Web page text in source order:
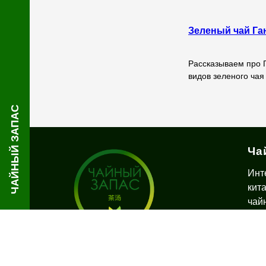
ЧАЙНЫЙ ЗАПАС
Зеленый чай
Рассказываем про
видов зеленого